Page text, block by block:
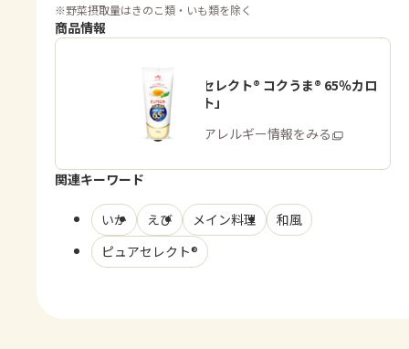
※野菜摂取量はきのこ類・いも類を除く
商品情報
「ピュアセレクト® コクうま® 65％カロ
リーカット」
商品・アレルギー情報をみる
関連キーワード
いか えび メイン料理
和風
ピュアセレクト®